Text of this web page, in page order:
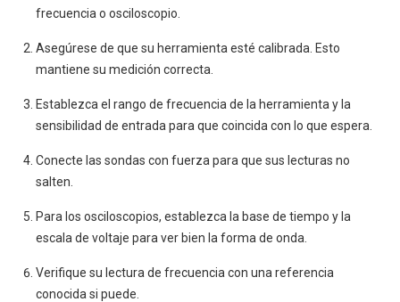
frecuencia o osciloscopio.
Asegúrese de que su herramienta esté calibrada. Esto
mantiene su medición correcta.
Establezca el rango de frecuencia de la herramienta y la
sensibilidad de entrada para que coincida con lo que espera.
Conecte las sondas con fuerza para que sus lecturas no
salten.
Para los osciloscopios, establezca la base de tiempo y la
escala de voltaje para ver bien la forma de onda.
Verifique su lectura de frecuencia con una referencia
conocida si puede.